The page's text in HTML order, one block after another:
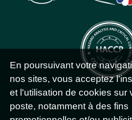
En poursuivant votre
nos sites, vous acceptez
et l'utilisation de cookies sur
poste, notamment à des fins